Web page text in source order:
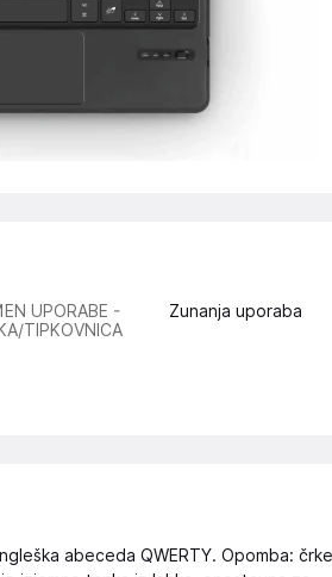
UPORABE -
TIPKOVNICA
Zunanja uporaba
abeceda QWERTY. Opomba: